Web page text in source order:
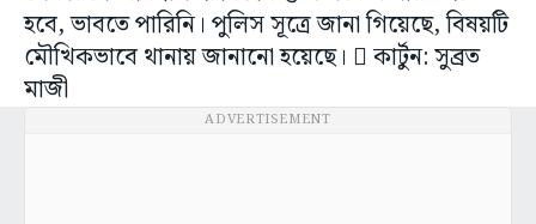
হবে, ভাবতে পারিনি। পুলিস সূত্রে জানা গিয়েছে, বিষয়টি
মৌখিকভাবে থানায় জানানো হয়েছে।  কার্টুন: সুব্রত
মাজী
ADVERTISEMENT